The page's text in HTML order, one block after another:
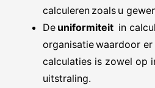
calculeren zoals u
De uniformiteit in
organisatie waardoor
calculaties is zowel op
uitstraling.